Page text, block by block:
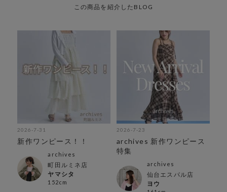
この商品を紹介したBLOG
2026-7-31
新作ワンピース！！
archives
町田ルミネ店
ヤマシタ
152cm
2026-7-23
archives 新作ワンピース
特集
archives
仙台エスパル店
ヨウ